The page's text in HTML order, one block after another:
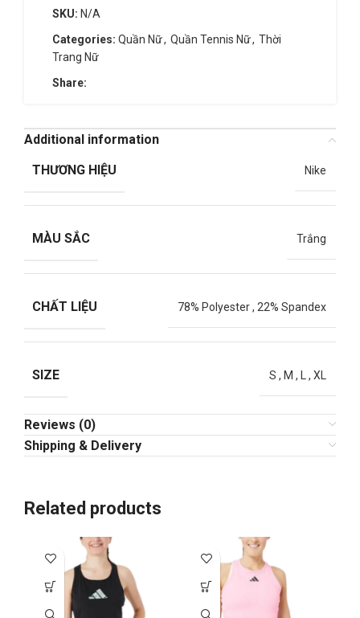
SKU: N/A
Categories: Quần Nữ, Quần Tennis Nữ, Thời
Trang Nữ
Share:
Additional information
THƯƠNG HIỆU
Nike
MÀU SẮC Trắng
CHẤT LIỆU 78% Polyester, 22% Spandex
SIZE S , M , , XL
Reviews (0)
Shipping & Delivery
Related products